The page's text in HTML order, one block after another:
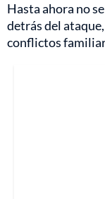
Hasta ahora no
detrás del
conflictos